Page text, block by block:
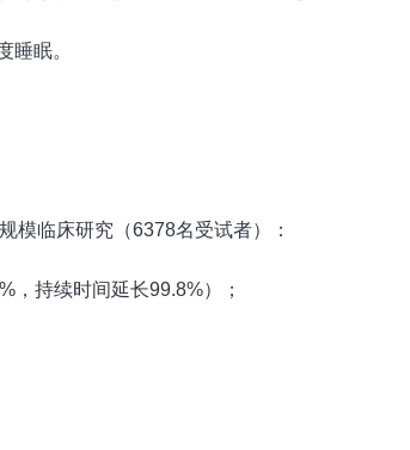
睡眠。
模临床研究（6378名受试者）：
，持续时间延长99.8%）；